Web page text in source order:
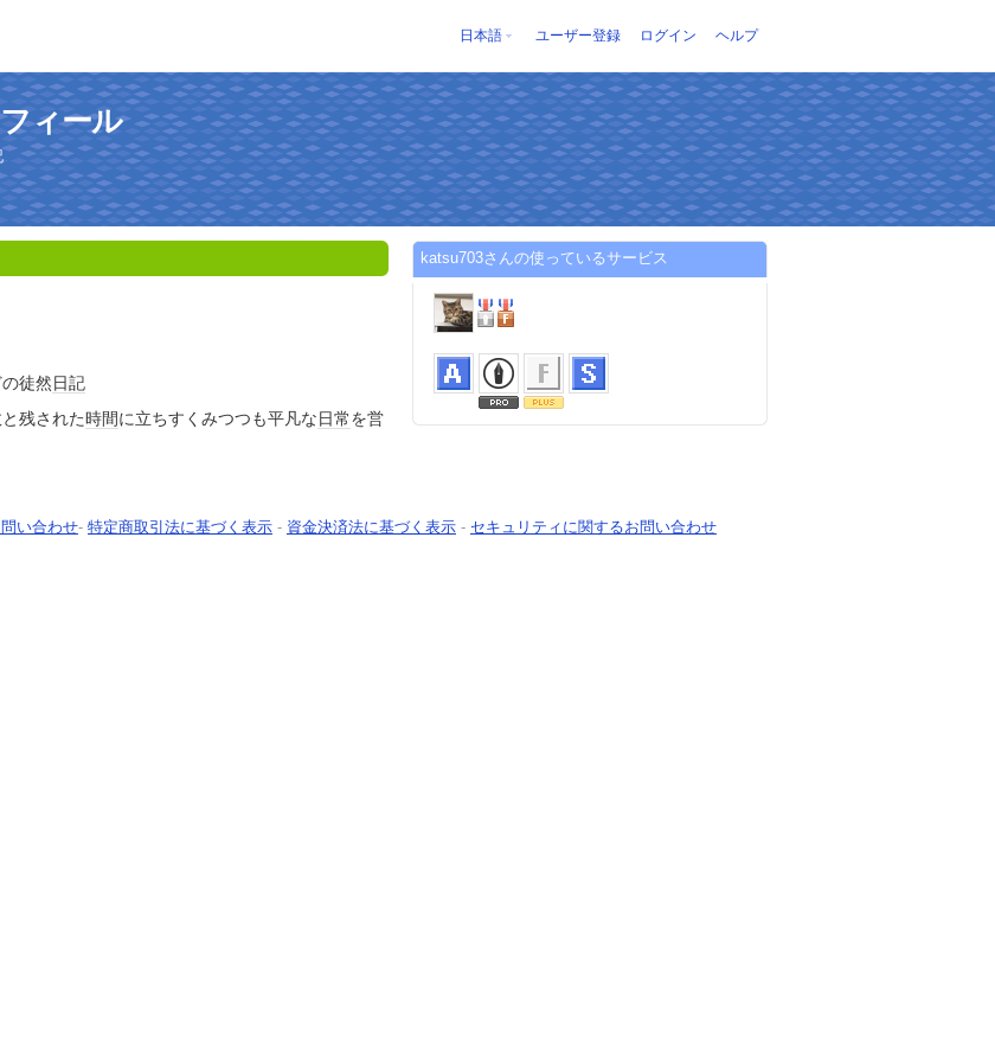
日本語 ユーザー登録 ログイン ヘルプ
ィール
徒然日記
残された時間に立ちすくみつつも平凡な日常を営
katsu703さんの使っているサービス
い合わせ- 特定商取引法に基づく表示 - 資金決済法に基づく表示 - セキュリティに関するお問い合わせ